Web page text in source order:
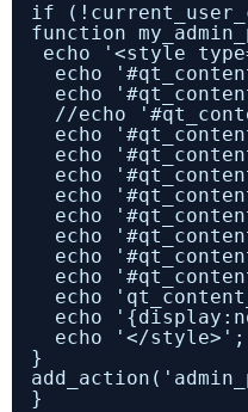
if
function
echo '<style
echo
echo
//echo
echo
echo
echo
echo
echo
echo
echo
echo
echo
echo
echo '</style>';
}
}